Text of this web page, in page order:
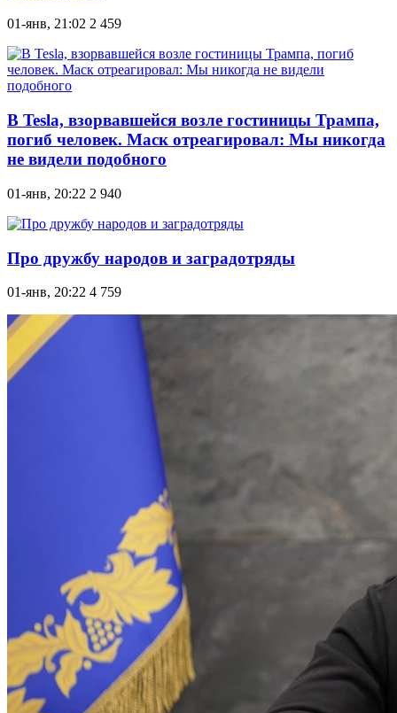
01-янв, 21:02 2 459
В Tesla, взорвавшейся возле гостиницы Трампа,
погиб человек. Маск отреагировал: Мы никогда
не видели подобного
01-янв, 20:22 2 940
Про дружбу народов и заградотряды
01-янв, 20:22 4 759